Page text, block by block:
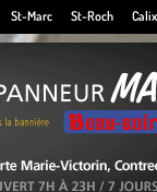
St-Marc St-Roch